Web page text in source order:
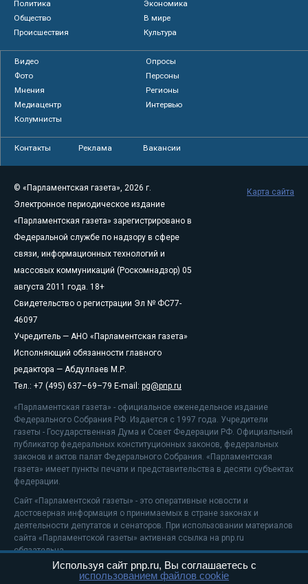
Политика
Экономика
Общество
В мире
Происшествия
Культура
Видео
Опросы
Фото
Персоны
Мнения
Регионы
Медиацентр
Интервью
Колумнисты
Контакты Реклама Вакансии
© «Парламентская газета», 2026 г.
Электронное периодическое издание
«Парламентская газета» зарегистрировано в
Федеральной службе по надзору в сфере
связи, информационных технологий и
массовых коммуникаций (Роскомнадзор) 05
августа 2011 года. 18+
Свидетельство о регистрации Эл № ФС77-
46097
Учредитель — АНО «Парламентская газета»
Исполняющий обязанности главного
редактора — Абдуллаев М.Р.
Тел.: +7 (495) 637–69–79 E-mail: pg@pnp.ru
«Парламентская газета» - официальное еженедельное издание
Федерального Собрания РФ. Издается с 1997 года. Учредители
газеты - Государственная Дума и Совет Федерации РФ. Официальный
публикатор федеральных конституционных законов, федеральных
законов и актов палат Федерального Собрания. «Парламентская
газета» имеет пункты печати и представительства в десяти субъектах
федерации.
Сайт «Парламентской газеты» - это оперативные новости и
достоверная информация о принимаемых в стране законах и
деятельности депутатов и сенаторов. При использовании материалов
сайта «Парламентской газеты» активная ссылка на pnp.ru
обязательна.
На информационном ресурсе применяютсярекомендательные
Карта сайта
Используя сайт pnp.ru, Вы соглашаетесь с
использованием файлов cookie